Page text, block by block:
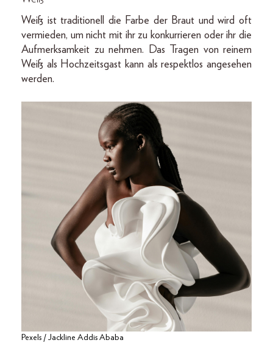
Weiß ist traditionell die Farbe der Braut und wird oft
vermieden, um nicht mit ihr zu konkurrieren oder ihr die
Aufmerksamkeit zu nehmen. Das Tragen von reinem
Weiß als Hochzeitsgast kann als respektlos angesehen
werden.
Pexels / Jackline Addis Ababa